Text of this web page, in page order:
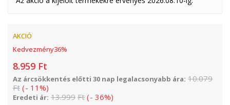
AKCIÓ
Kedvezmény36%
8.959 Ft
Az árcsökkentés előtti 30 nap legalacsonyabb ára: 10.079
Ft (- 11 %)
Eredeti ár: 13.999 Ft (- 36%)